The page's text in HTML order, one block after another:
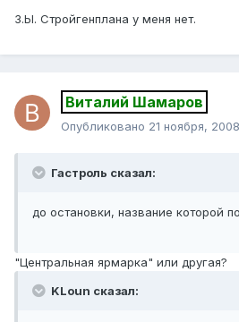
З.Ы. Стройгенплана у меня нет.
Виталий Шамаров
Опубликовано 21 ноября, 2008
Гастроль сказал:
до остановки, название которой
"Центральная ярмарка" или другая?
KLoun сказал: